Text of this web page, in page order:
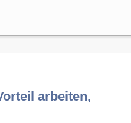
arbeiten,